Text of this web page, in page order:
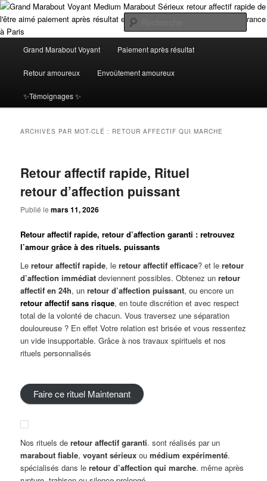
Aller
au
contenu
Aller
au
contenu
Grand Marabout Voyant Medium
Marabout Sérieux retour affectif
rapide de l'être aimé paiement après
Ile de France à Paris
Grand Marabout Voyant Médium Africain Spécialiste en Retour Affectif avec
Paiement Après Résultat. Profitez d’une voyance sérieuse et fiable en ligne,
disponible à Paris et en Île-de-France. Obtenez des résultats concrets et
immédiats, sans risque, seulement après avoir vu l'efficacité de mes rituels
puissants ! le plus grand Marabout Voyant Médium Expert en Retour Affectif
vous une voyance sérieuse et puissante, Grâce à mes rituels éprouvés, je
visibles avant tout paiement
principal
Grand Marabout Voyant Paiement après résultat
Retour amoureux Envoûtement amoureux
✨Témoignages ✨
ARCHIVES PAR MOT-CLÉ : RETOUR AFFECTIF QUI MARCHE
Retour affectif rapide, Rituel
retour d’affection puissant
Publié lemars 11, 2026
Retour affectif rapide, retour d’affection garanti : retrouvez
l’amour grâce à des rituels. puissants
Leretour affectif rapide, leretour affectif efficace? et leretour
d’affection immédiat deviennent possibles. Obtenez unretour
affectif en 24h, unretour d’affection puissant, ou encore un
retour affectif sans risque, en toute discrétion et avec respect
total de la volonté de chacun. Vous traversez une séparation
douloureuse ? En effet Votre relation est brisée et vous ressentez
un vide insupportable. Grâce à nos travaux spirituels et nos
rituels personnalisés
Faire ce rituel Maintenant
Nos rituels deretour affectif garanti. sont réalisés par un
marabout fiable,voyant sérieux oumédium expérimenté.
spécialisés dans leretour d’affection qui marche. même après